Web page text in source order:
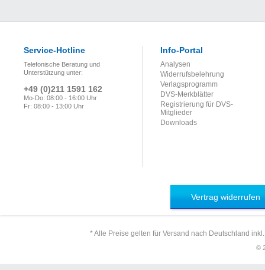
Service-Hotline
Telefonische Beratung und
Unterstützung unter:
+49 (0)211 1591 162
Mo-Do: 08:00 - 16:00 Uhr
Fr: 08:00 - 13:00 Uhr
Info-Portal
Analysen
Widerrufsbelehrung
Verlagsprogramm
DVS-Merkblätter
Registrierung für DVS-
Mitglieder
Downloads
Vertrag widerrufen
* Alle Preise gelten für Versand nach Deutschland
©